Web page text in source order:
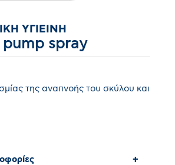
ΥΓΙΕΙΝΉ
pump spray
της αναπνοής του σκύλου και
+